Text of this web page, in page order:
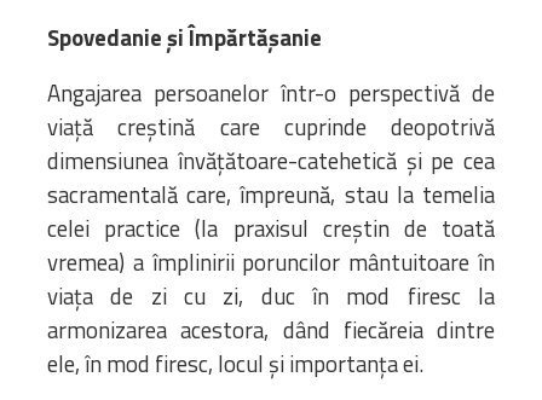
Spovedanie și Împărtășanie
Angajarea persoanelor într-o perspectivă de
viață creștină care cuprinde deopotrivă
dimensiunea învățătoare-catehetică și pe cea
sacramentală care, împreună, stau la temelia
celei practice (la praxisul creștin de toată
vremea) a împlinirii poruncilor mântuitoare în
viața de zi cu zi, duc în mod firesc la
armonizarea acestora, dând fiecăreia dintre
ele, în mod firesc, locul și importanța ei.